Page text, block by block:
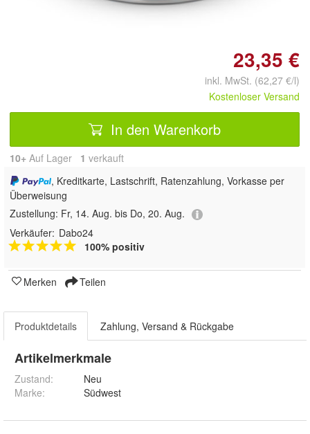
23,35 €
inkl. MwSt. (62,27 €/l)
Kostenloser Versand
In den Warenkorb
10+ Auf Lager 1 verkauft
, Kreditkarte, Lastschrift, Ratenzahlung, Vorkasse per
Überweisung
Zustellung: Fr, 14. Aug. bis Do, 20. Aug.
Verkäufer: Dabo24
100% positiv
Merken Teilen
Produktdetails Zahlung, Versand & Rückgabe
Artikelmerkmale
Zustand:
Neu
Marke:
Südwest